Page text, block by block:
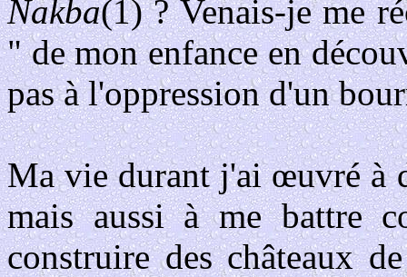
Nakba(1) ? Venais-je me
" de mon enfance en
pas à l'oppression d'un
Ma vie durant j'ai œuvré à
mais aussi à me battre
construire des châteaux